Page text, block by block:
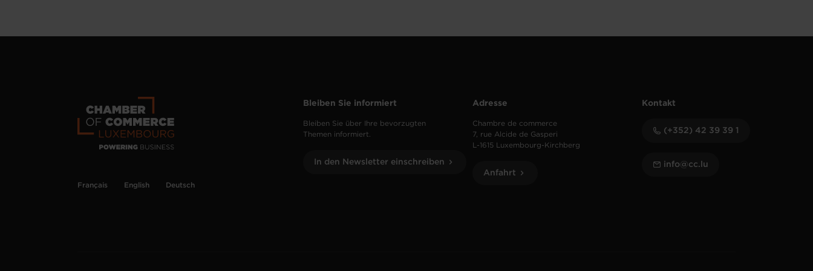
Français English Deutsch
Bleiben Sie informiert
Bleiben Sie über Ihre bevorzugten
Themen informiert.
In den Newsletter einschreiben
Adresse
Chambre de commerce
7, rue Alcide de Gasperi
L-1615 Luxembourg-Kirchberg
Anfahrt
Kontakt
(+352) 42 39 39 1
info@cc.lu